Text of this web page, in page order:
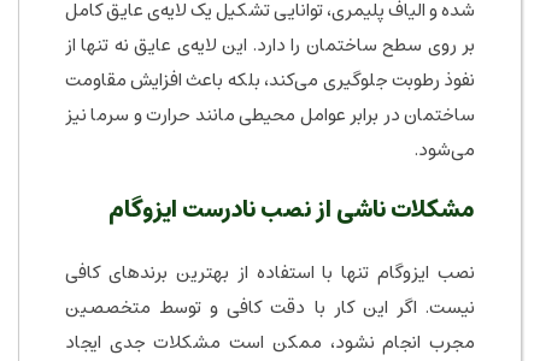
شده و الیاف پلیمری، توانایی تشکیل یک لایه‌ی عایق کامل
بر روی سطح ساختمان را دارد. این لایه‌ی عایق نه تنها از
نفوذ رطوبت جلوگیری می‌کند، بلکه باعث افزایش مقاومت
ساختمان در برابر عوامل محیطی مانند حرارت و سرما نیز
می‌شود.
مشکلات ناشی از نصب نادرست ایزوگام
نصب ایزوگام تنها با استفاده از بهترین برندهای کافی
نیست. اگر این کار با دقت کافی و توسط متخصصین
مجرب انجام نشود، ممکن است مشکلات جدی ایجاد